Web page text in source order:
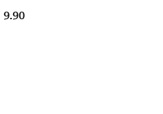
reduced from9.90 د.ك